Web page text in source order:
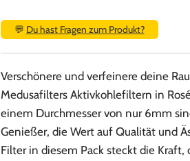
💬 Du hast Fragen zum Produkt?
Verschönere und verfeinere deine
Medusafilters Aktivkohlefiltern in
einem Durchmesser von nur 6mm
Genießer, die Wert auf Qualität und
Filter in diesem Pack steckt die Kraft,